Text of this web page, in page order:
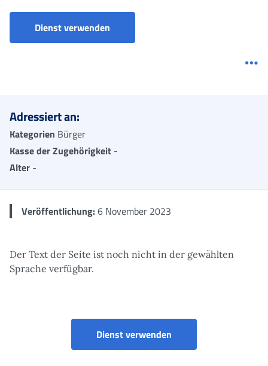
Dienst verwenden
Adressiert an:
Kategorien Bürger
Kasse der Zugehörigkeit -
Alter -
Veröffentlichung:6 November 2023
Der Text der Seite ist noch nicht in der gewählten
Sprache verfügbar.
Dienst verwenden